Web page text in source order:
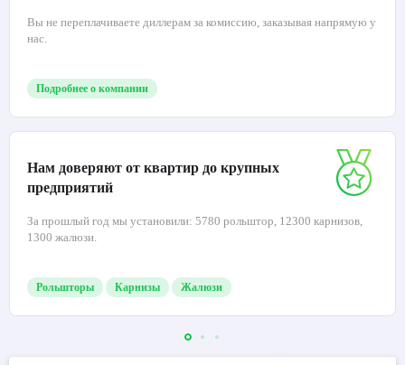
Вы не переплачиваете диллерам за комиссию, заказывая напрямую у
нас.
Подробнее о компании
Нам доверяют от квартир до крупных
предприятий
За прошлый год мы установили: 5780 рольштор, 12300 карнизов,
1300 жалюзи.
Рольшторы Карнизы Жалюзи